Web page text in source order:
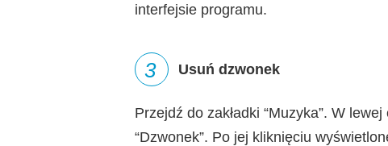
interfejsie programu.
3 Usuń dzwonek
Przejdź do zakładki “Muzyka”. W
“Dzwonek”. Po jej kliknięciu